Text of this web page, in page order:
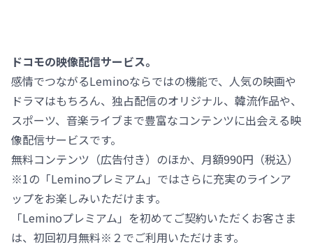
ドコモの映像配信サービス。
感情でつながるLeminoならではの機能で、人気の映画や
ドラマはもちろん、独占配信のオリジナル、韓流作品や、
スポーツ、音楽ライブまで豊富なコンテンツに出会える映
像配信サービスです。
無料コンテンツ（広告付き）のほか、月額990円（税込）
※1の「Leminoプレミアム」ではさらに充実のラインア
ップをお楽しみいただけます。
「Leminoプレミアム」を初めてご契約いただくお客さま
は、初回初月無料※２でご利用いただけます。